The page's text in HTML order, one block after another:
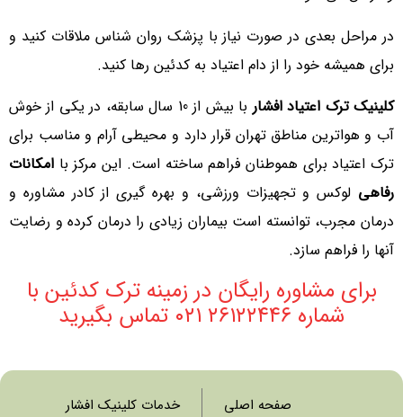
در مراحل بعدی در صورت نیاز با پزشک روان شناس ملاقات کنید و
برای همیشه خود را از دام اعتیاد به کدئین رها کنید.
کلینیک ترک اعتیاد افشار
با بیش از 10 سال سابقه، در یکی از خوش
آب و هواترین مناطق تهران قرار دارد و محیطی آرام و مناسب برای
ترک اعتیاد برای هموطنان فراهم ساخته است. این مرکز با امکانات
رفاهی لوکس و تجهیزات ورزشی، و بهره گیری از کادر مشاوره و
درمان مجرب، توانسته است بیماران زیادی را درمان کرده و رضایت
آنها را فراهم سازد.
برای مشاوره رایگان در زمینه ترک کدئین با
شماره ۰۲۱ ۲۶۱۲۲۴۴۶ تماس بگیرید
صفحه اصلی خدمات کلینیک افشار